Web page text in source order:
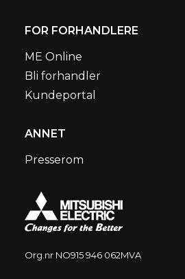
Org.nr NO915 946 062MVA
FOR FORHANDLERE
ME Online
Bli forhandler
Kundeportal
ANNET
Presserom